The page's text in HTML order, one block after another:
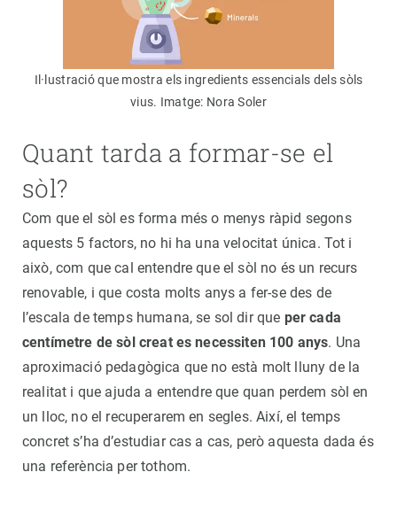
Il·lustració que mostra els ingredients essencials dels sòls
vius. Imatge: Nora Soler
Quant tarda a formar-se el
sòl?
Com que el sòl es forma més o menys ràpid segons
aquests 5 factors, no hi ha una velocitat única. Tot i
això, com que cal entendre que el sòl no és un recurs
renovable, i que costa molts anys a fer-se des de
l’escala de temps humana, se sol dir que per cada
centímetre de sòl creat es necessiten 100 anys. Una
aproximació pedagògica que no està molt lluny de la
realitat i que ajuda a entendre que quan perdem sòl en
un lloc, no el recuperarem en segles. Així, el temps
concret s’ha d’estudiar cas a cas, però aquesta dada és
una referència per tothom.